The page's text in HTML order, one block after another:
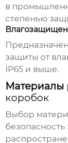
в
степенью
защиты от
IP65 и выше.
Материалы
коробок
Выбор